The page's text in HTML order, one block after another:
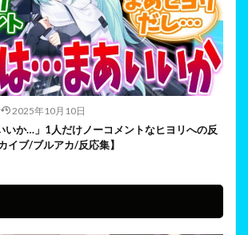
2025年10月10日
いか…」1人だけノーコメントなヒヨリへの反
イブ/ブルアカ/反応集】